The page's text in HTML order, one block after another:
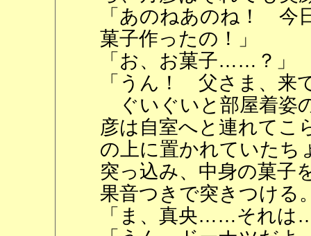
「あのねあのね！ 今
菓子作ったの！」
「お、お菓子……？」
「うん！ 父さま、来
ぐいぐいと部屋着姿
彦は自室へと連れてこ
の上に置かれていたち
突っ込み、中身の菓子
果音つきで突きつける
「ま、真央……それ